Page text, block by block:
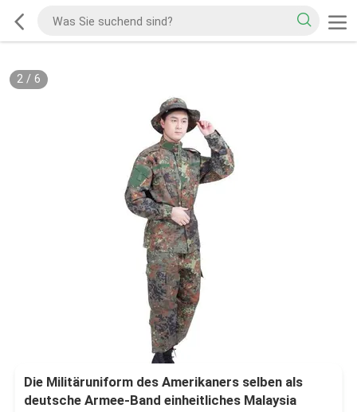
2/ 6
Die Militäruniform des Amerikaners selben als
deutsche Armee-Band einheitliches Malaysia